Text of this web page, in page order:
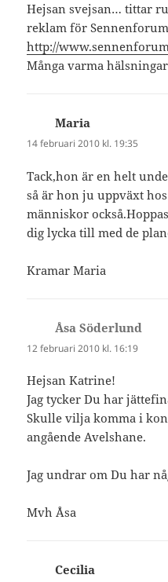
Hejsan svejsan… tittar
reklam för
http://
Många varma
Maria
14 februari 2010 kl. 19:35
Tack,hon är en helt
så är hon ju uppväxt
människor
dig lycka till med de
Kramar Maria
Åsa Söderlund
12 februari 2010 kl. 16:19
Hejsan Katrine!
Jag tycker Du har
Skulle vilja komma i
angående Avelshane.
Jag undrar om Du har
Mvh Åsa
Cecilia